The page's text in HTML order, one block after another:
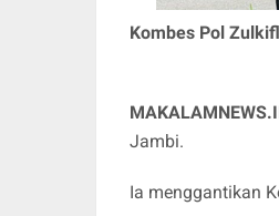
Kombes Pol
Jambi.
Ia menggantikan